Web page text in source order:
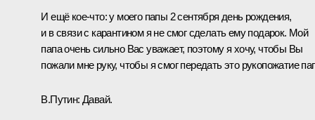
И ещё кое-что: у моего папы 2 сентября день рождения,
и в связи с карантином я не смог сделать ему подарок. Мой
папа очень сильно Вас уважает, поэтому я хочу, чтобы Вы
пожали мне руку, чтобы я смог передать это рукопожатие
В.Путин: Давай.